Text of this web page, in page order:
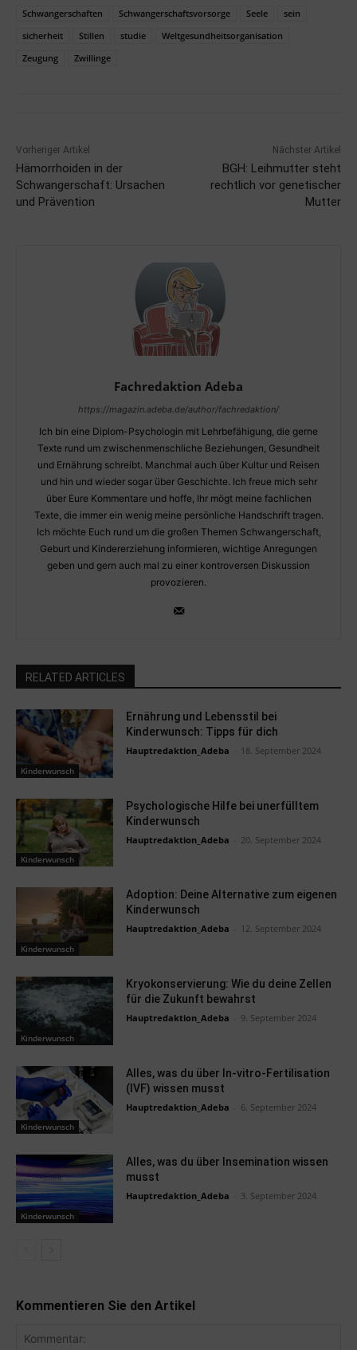
Schwangerschaften Schwangerschaftsvorsorge Seele
sein
sicherheit
Stillen studie
Weltgesundheitsorganisation
Zeugung
Zwillinge
Vorheriger Artikel
Hämorrhoiden in der
Schwangerschaft: Ursachen
und Prävention
Nächster Artikel
BGH: Leihmutter steht
rechtlich vor genetischer
Mutter
Fachredaktion Adeba
https://magazin.adeba.de/author/fachredaktion/
Ich bin eine Diplom-Psychologin mit Lehrbefähigung, die gerne
Texte rund um zwischenmenschliche Beziehungen, Gesundheit
und Ernährung schreibt. Manchmal auch über Kultur und Reisen
und hin und wieder sogar über Geschichte. Ich freue mich sehr
über Eure Kommentare und hoffe, Ihr mögt meine fachlichen
Texte, die immer ein wenig meine persönliche Handschrift tragen.
Ich möchte Euch rund um die großen Themen Schwangerschaft,
Geburt und Kindererziehung informieren, wichtige Anregungen
geben und gern auch mal zu einer kontroversen Diskussion
provozieren.
RELATED ARTICLES
Kinderwunsch
Ernährung und Lebensstil bei
Kinderwunsch: Tipps für dich
Hauptredaktion_Adeba 18. September 2024
Kinderwunsch
Psychologische Hilfe bei unerfülltem
Kinderwunsch
Hauptredaktion_Adeba 20. September 2024
Kinderwunsch
Adoption: Deine Alternative zum eigenen
Kinderwunsch
Hauptredaktion_Adeba 12. September 2024
Kinderwunsch
Kryokonservierung: Wie du deine Zellen
für die Zukunft bewahrst
Hauptredaktion_Adeba 9. September 2024
Kinderwunsch
Alles, was du über In-vitro-Fertilisation
(IVF) wissen musst
Hauptredaktion_Adeba 6. September 2024
Kinderwunsch
Alles, was du über Insemination wissen
musst
Hauptredaktion_Adeba 3. September 2024
Kommentieren Sie den Artikel